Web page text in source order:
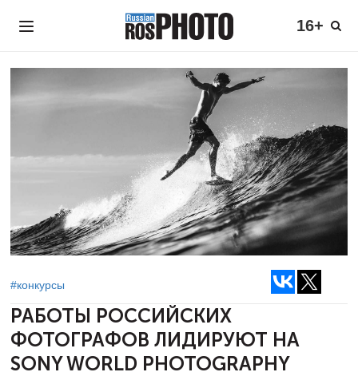
16+
#конкурсы
РАБОТЫ РОССИЙСКИХ
ФОТОГРАФОВ ЛИДИРУЮТ НА
SONY WORLD PHOTOGRAPHY